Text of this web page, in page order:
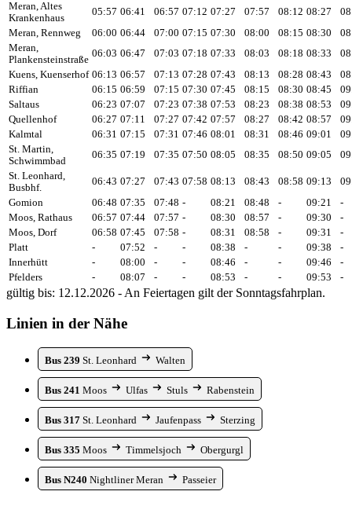
Meran, Altes
Krankenhaus
05:57 06:41 06:57 07:12 07:27 07:57 08:12 08:27
Meran, Rennweg
06:00 06:44 07:00 07:15 07:30 08:00 08:15 08:30
Meran,
Plankensteinstraße
06:03 06:47 07:03 07:18 07:33 08:03 08:18 08:33
Kuens, Kuenserhof 06:13 06:57 07:13 07:28 07:43 08:13 08:28 08:43
Riffian
06:15 06:59 07:15 07:30 07:45 08:15 08:30 08:45
Saltaus
06:23 07:07 07:23 07:38 07:53 08:23 08:38 08:53
Quellenhof
06:27 07:11 07:27 07:42 07:57 08:27 08:42 08:57
Kalmtal
06:31 07:15 07:31 07:46 08:01 08:31 08:46 09:01
St. Martin,
Schwimmbad
06:35 07:19 07:35 07:50 08:05 08:35 08:50 09:05
St. Leonhard,
Busbhf.
06:43 07:27 07:43 07:58 08:13 08:43 08:58 09:13
Gomion
06:48 07:35 07:48 - 08:21 08:48 - 09:21 -
Moos, Rathaus
06:57 07:44 07:57 - 08:30 08:57 - 09:30 -
Moos, Dorf
06:58 07:45 07:58 - 08:31 08:58 - 09:31 -
Platt
- 07:52 - - 08:38 - - 09:38 -
Innerhütt
- 08:00 - - 08:46 - - 09:46 -
Pfelders
- 08:07 - - 08:53 - - 09:53 -
gültig bis: 12.12.2026 - An Feiertagen gilt der Sonntagsfahrplan.
Linien in der Nähe
Bus 239 St. Leonhard Walten
Bus 241 Moos Ulfas Stuls Rabenstein
Bus 317 St. Leonhard Jaufenpass Sterzing
Bus 335 Moos Timmelsjoch Obergurgl
Bus N240 Nightliner Meran Passeier